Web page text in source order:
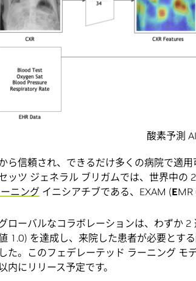
酸素予測
ら信頼され、できるだけ多くの病院で適
ッツ ジェネラル ブリガムでは、世界中の
ーニング イニシアチブである、EXAM (EMR
ローバルなコラボレーションは、わずか
1.0) を達成し、来院した患者が必要とす
た。このフェデレーテッド ラーニング モ
内にリリース予定です。